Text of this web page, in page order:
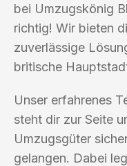
bei Umzugskönig
richtig! Wir bieten
zuverlässige
britische
Unser erfahrenes
steht dir zur Seite
Umzugsgüter
gelangen. Dabei